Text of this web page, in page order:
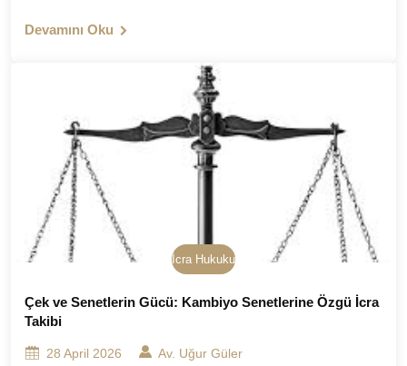
Devamını Oku
İcra Hukuku
Çek ve Senetlerin Gücü: Kambiyo Senetlerine Özgü İcra
Takibi
28 April 2026 Av. Uğur Güler